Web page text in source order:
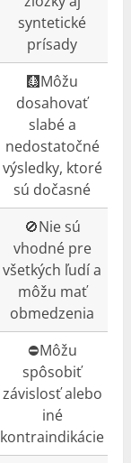
syntetické
prísady
🩻Môžu
dosahovať
slabé a
nedostatočné
výsledky, ktoré
sú dočasné
🚫Nie sú
vhodné pre
všetkých ľudí a
môžu mať
obmedzenia
⛔️Môžu
spôsobiť
závislosť alebo
iné
kontraindikácie